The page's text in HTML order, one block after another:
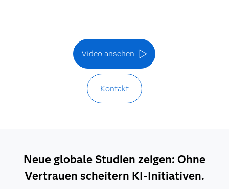
Video ansehen
Kontakt
Neue globale Studien zeigen: Ohne
Vertrauen scheitern KI-Initiativen.